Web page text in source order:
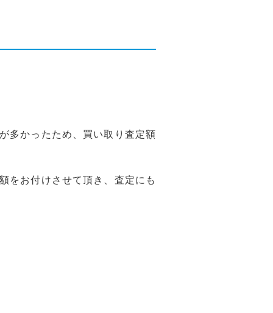
多かったため、買い取り査定額
をお付けさせて頂き、査定にも